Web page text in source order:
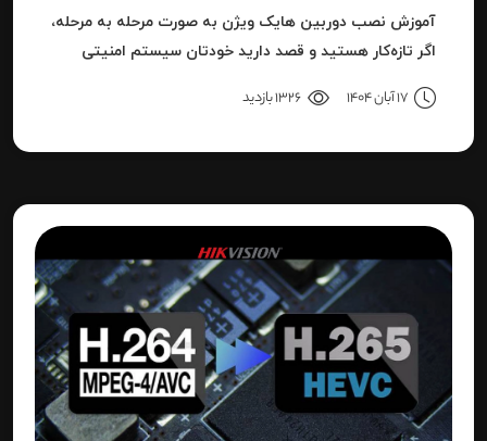
آموزش نصب دوربین هایک‌ ویژن به صورت مرحله‌ به‌ مرحله،
اگر تازه‌کار هستید و قصد دارید خودتان سیستم امنیتی
دقیق‌تری را بدانید، این مقاله برای شما نوشته شده است.
17 آبان 1404 1326 بازدید